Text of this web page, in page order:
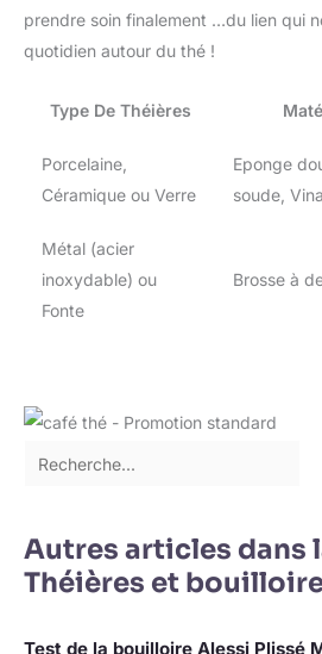
prendre soin finalement …du lien qui
quotidien autour du thé !
Type De Théières
Porcelaine,
Céramique ou Verre
Eponge
soude,
Métal (acier
inoxydable) ou
Fonte
Brosse à
Autres articles dans
Théières et
Test de la bouilloire Alessi Plissé